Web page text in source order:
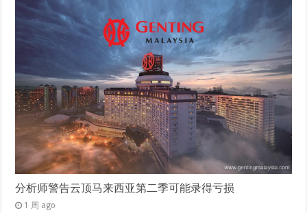
分析师警告云顶马来西亚第二季可能录得亏损
1 周 ago